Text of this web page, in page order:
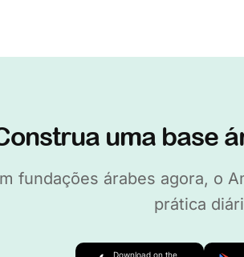
uma base
fundações árabes agora, o
prática
Download on the